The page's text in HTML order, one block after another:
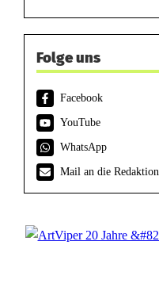
Folge uns
Facebook
YouTube
WhatsApp
Mail an die Redaktion